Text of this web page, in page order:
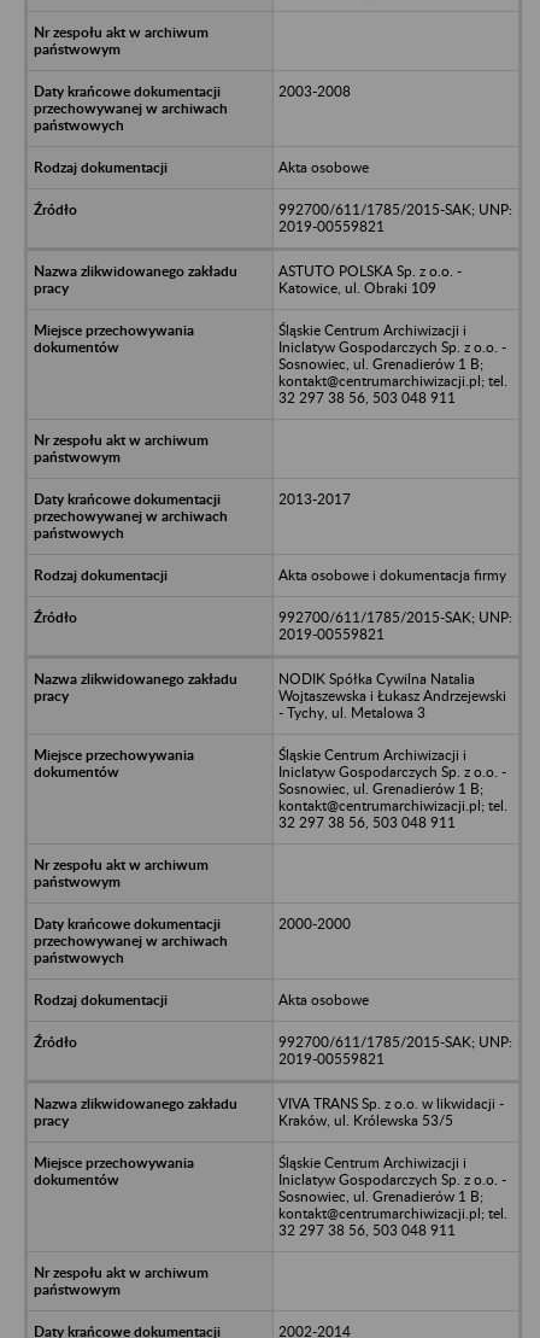
2003-2008
Akta osobowe
992700/611/1785/2015-SAK; UNP:
2019-00559821
ASTUTO POLSKA Sp. z o.o. -
Katowice, ul. Obraki 109
Śląskie Centrum Archiwizacji i
Iniclatyw Gospodarczych Sp. z o.o. -
Sosnowiec, ul. Grenadierów 1 B;
kontakt@centrumarchiwizacji.pl; tel.
32 297 38 56, 503 048 911
2013-2017
Akta osobowe i dokumentacja firmy
992700/611/1785/2015-SAK; UNP:
2019-00559821
NODIK Spółka Cywilna Natalia
Wojtaszewska i Łukasz Andrzejewski
- Tychy, ul. Metalowa 3
Śląskie Centrum Archiwizacji i
Iniclatyw Gospodarczych Sp. z o.o. -
Sosnowiec, ul. Grenadierów 1 B;
kontakt@centrumarchiwizacji.pl; tel.
32 297 38 56, 503 048 911
2000-2000
Akta osobowe
992700/611/1785/2015-SAK; UNP:
2019-00559821
VIVA TRANS Sp. z o.o. w likwidacji -
Kraków, ul. Królewska 53/5
Śląskie Centrum Archiwizacji i
Iniclatyw Gospodarczych Sp. z o.o. -
Sosnowiec, ul. Grenadierów 1 B;
kontakt@centrumarchiwizacji.pl; tel.
32 297 38 56, 503 048 911
2002-2014